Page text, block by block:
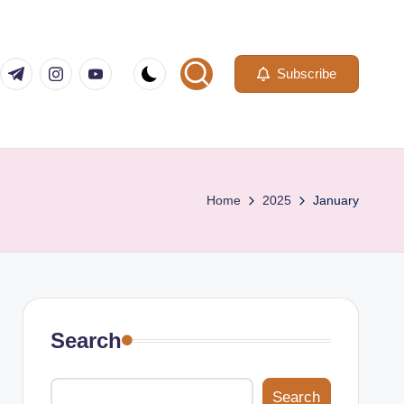
t.me instagram.com
youtube.com Subscribe
Home 2025 January
Search
Search